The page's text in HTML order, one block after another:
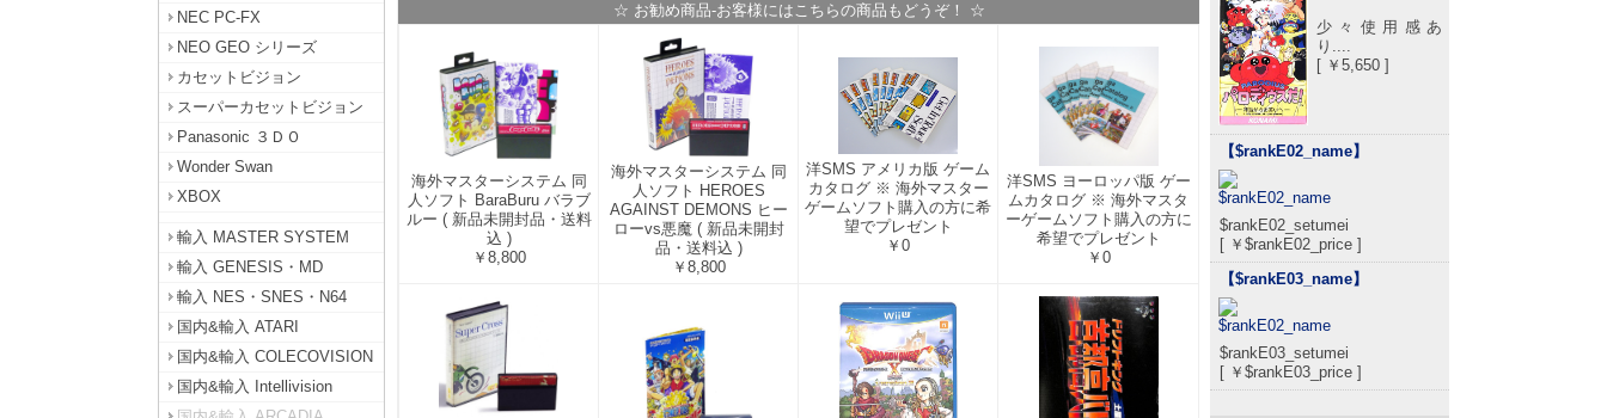
NEC PC-FX
NEO GEO シリーズ
カセットビジョン
スーパーカセットビジョン
Panasonic ３ＤＯ
Wonder Swan
XBOX
輸入 MASTER SYSTEM
輸入 GENESIS・MD
輸入 NES・SNES・N64
国内&輸入 ATARI
国内&輸入 COLECOVISION
国内&輸入 Intellivision
☆ お勧め商品-お客様にはこちらの商品もどうぞ！ ☆
海外マスターシステム 同
人ソフト BaraBuru バラブ
ルー ( 新品未開封品・送料
込 )
￥8,800
海外マスターシステム 同
人ソフト HEROES
AGAINST DEMONS ヒー
ローvs悪魔 ( 新品未開封
品・送料込 )
￥8,800
洋SMS アメリカ版 ゲーム
カタログ ※ 海外マスター
ゲームソフト購入の方に希
望でプレゼント
￥0
洋SMS ヨーロッパ版 ゲー
ムカタログ ※ 海外マスタ
ーゲームソフト購入の方に
希望でプレゼント
￥0
少々使用感あ
り....
[ ￥5,650 ]
【$rankE02_name】
$rankE02_setumei
[ ￥$rankE02_price ]
【$rankE03_name】
$rankE03_setumei
[ ￥$rankE03_price ]